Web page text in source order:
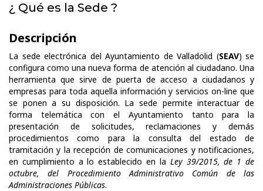
¿ Qué es la Sede ?
Descripción
La sede electrónica del Ayuntamiento de Valladolid (SEAV) se
configura como una nueva forma de atención al ciudadano. Una
herramienta que sirve de puerta de acceso a ciudadanos y
empresas para toda aquella información y servicios on-line que
se ponen a su disposición. La sede permite interactuar de
forma telemática con el Ayuntamiento tanto para la
presentación de solicitudes, reclamaciones y demás
procedimientos como para la consulta del estado de
tramitación y la recepción de comunicaciones y notificaciones,
en cumplimiento a lo establecido en la Ley 39/2015, de 1 de
octubre, del Procedimiento Administrativo Común de las
Administraciones Públicas.